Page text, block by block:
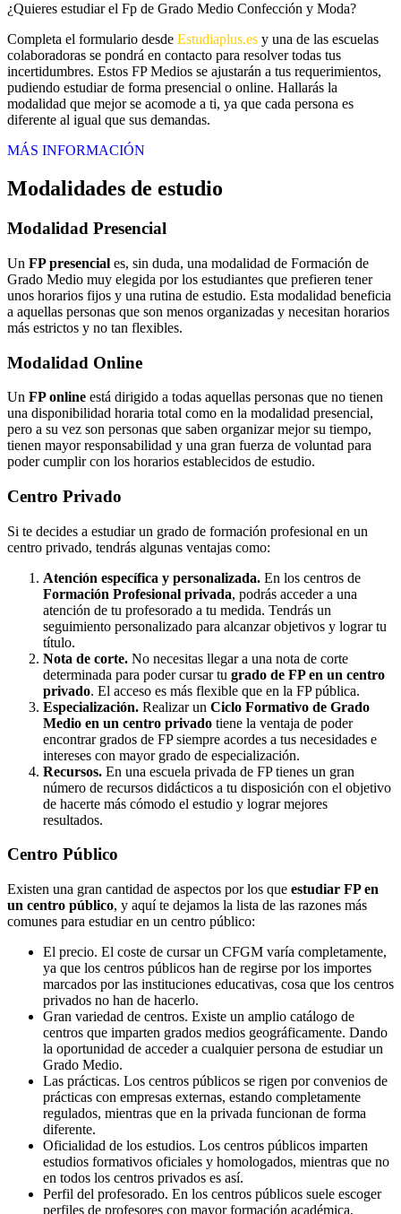
¿Quieres estudiar el Fp de Grado Medio Confección y Moda?
Completa el formulario desde Estudiaplus.es y una de las escuelas
colaboradoras se pondrá en contacto para resolver todas tus
incertidumbres. Estos FP Medios se ajustarán a tus requerimientos,
pudiendo estudiar de forma presencial o online. Hallarás la
modalidad que mejor se acomode a ti, ya que cada persona es
diferente al igual que sus demandas.
MÁS INFORMACIÓN
Modalidades de estudio
Modalidad Presencial
Un FP presencial es, sin duda, una modalidad de Formación de
Grado Medio muy elegida por los estudiantes que prefieren tener
unos horarios fijos y una rutina de estudio. Esta modalidad beneficia
a aquellas personas que son menos organizadas y necesitan horarios
más estrictos y no tan flexibles.
Modalidad Online
Un FP online está dirigido a todas aquellas personas que no tienen
una disponibilidad horaria total como en la modalidad presencial,
pero a su vez son personas que saben organizar mejor su tiempo,
tienen mayor responsabilidad y una gran fuerza de voluntad para
poder cumplir con los horarios establecidos de estudio.
Centro Privado
Si te decides a estudiar un grado de formación profesional en un
centro privado, tendrás algunas ventajas como:
Atención específica y personalizada. En los centros de
Formación Profesional privada, podrás acceder a una
atención de tu profesorado a tu medida. Tendrás un
seguimiento personalizado para alcanzar objetivos y lograr tu
título.
Nota de corte. No necesitas llegar a una nota de corte
determinada para poder cursar tu grado de FP en un centro
privado. El acceso es más flexible que en la FP pública.
Especialización. Realizar un Ciclo Formativo de Grado
Medio en un centro privado tiene la ventaja de poder
encontrar grados de FP siempre acordes a tus necesidades e
intereses con mayor grado de especialización.
Recursos. En una escuela privada de FP tienes un gran
número de recursos didácticos a tu disposición con el objetivo
de hacerte más cómodo el estudio y lograr mejores
resultados.
Centro Público
Existen una gran cantidad de aspectos por los que estudiar FP en
un centro público, y aquí te dejamos la lista de las razones más
comunes para estudiar en un centro público:
El precio. El coste de cursar un CFGM varía completamente,
ya que los centros públicos han de regirse por los importes
marcados por las instituciones educativas, cosa que los centros
privados no han de hacerlo.
Gran variedad de centros. Existe un amplio catálogo de
centros que imparten grados medios geográficamente. Dando
la oportunidad de acceder a cualquier persona de estudiar un
Grado Medio.
Las prácticas. Los centros públicos se rigen por convenios de
prácticas con empresas externas, estando completamente
regulados, mientras que en la privada funcionan de forma
diferente.
Oficialidad de los estudios. Los centros públicos imparten
estudios formativos oficiales y homologados, mientras que no
en todos los centros privados es así.
Perfil del profesorado. En los centros públicos suele escoger
perfiles de profesores con mayor formación académica,